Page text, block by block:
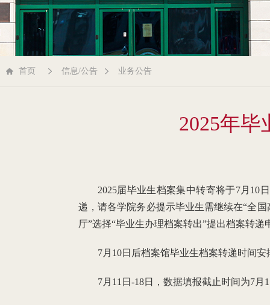
首页 信息/公告 业务公告
2025年
2025届毕业生档案集中转寄将于7月10
递，请各学院务必提示毕业生需继续在“全
厅”选择“毕业生办理档案转出”提出档案转
7月10日后档案馆毕业生档案转递时间安
7月11日-18日，数据填报截止时间为7月